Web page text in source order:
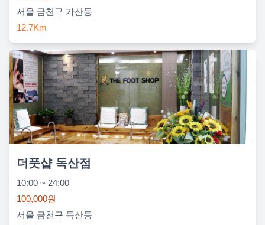
서울 금천구 가산동
12.7Km
더풋샵 독산점
10:00 ~ 24:00
100,000원
서울 금천구 독산동